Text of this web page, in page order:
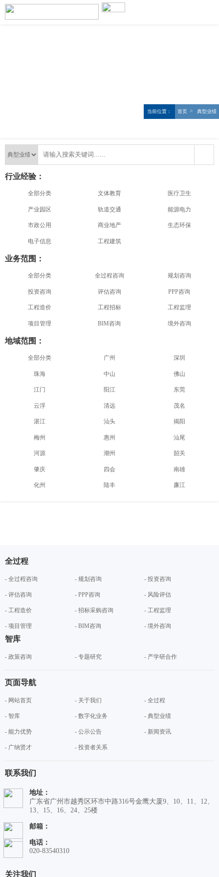
当前位置： 首页 > 典型业绩
行业经验：
全部分类 文体教育 医疗卫生
产业园区 轨道交通 能源电力
市政公用 商业地产 生态环保
电子信息 工程建筑
业务范围：
全部分类 全过程咨询 规划咨询
投资咨询 评估咨询 PPP咨询
工程造价 工程招标 工程监理
项目管理 BIM咨询 境外咨询
地域范围：
全部分类 广州 深圳
珠海 中山 佛山
江门 阳江 东莞
云浮 清远 茂名
湛江 汕头 揭阳
梅州 惠州 汕尾
河源 潮州 韶关
肇庆 四会 南雄
化州 陆丰 廉江
全过程
- 全过程咨询 - 规划咨询 - 投资咨询
- 评估咨询 - PPP咨询 - 风险评估
- 工程造价 - 招标采购咨询 - 工程监理
- 项目管理 - BIM咨询 - 境外咨询
智库
- 政策咨询 - 专题研究 - 产学研合作
页面导航
- 网站首页 - 关于我们 - 全过程
- 智库 - 数字化业务 - 典型业绩
- 能力优势 - 公示公告 - 新闻资讯
- 广纳贤才 - 投资者关系
联系我们
地址：
广东省广州市越秀区环市中路316号金鹰大厦9、10、11、12、
13、15、16、24、25楼
邮箱：
电话：
020-83540310
关注我们